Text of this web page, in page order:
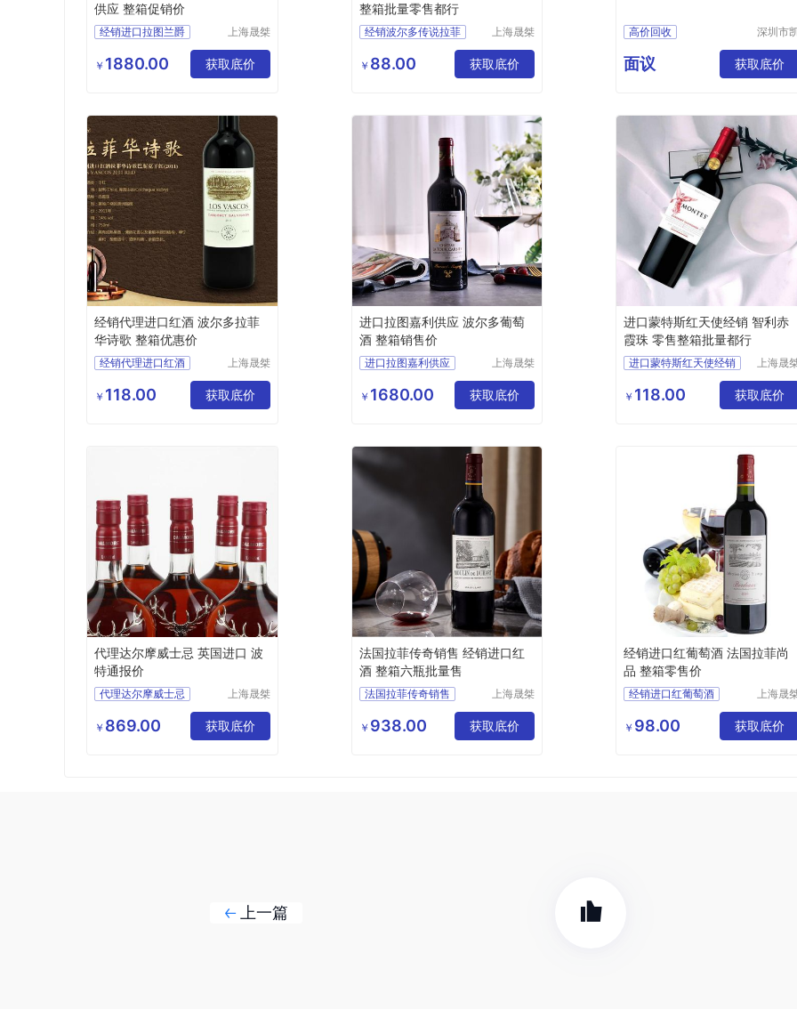
供应 整箱促销价
经销进口拉图兰爵
整箱促销价
上海晟桀
公司
￥ 1880.00 获取底价
整箱批量零售都行
经销波尔多传说拉菲
整箱批发零售都行
上海晟桀
公司
￥ 88.00 获取底价
高价回收
回收电动打包机
深圳市
器材有
公司
面议 获取底价
经销代理进口红酒 波尔多拉菲
华诗歌 整箱优惠价
经销代理进口红酒
整箱优惠价
上海晟桀
公司
￥ 118.00 获取底价
进口拉图嘉利供应 波尔多葡萄
酒 整箱销售价
进口拉图嘉利供应
整箱销售价
上海晟桀
公司
￥ 1680.00 获取底价
进口蒙特斯红天使经销 智利赤
霞珠 零售整箱批量都行
进口蒙特斯红天使经销
零售整箱批量都行
上海晟
公司
￥ 118.00 获取底价
代理达尔摩威士忌 英国进口 波
特通报价
代理达尔摩威士忌
波特通报价
供应
食品生鲜
上海晟桀
公司
￥ 869.00 获取底价
法国拉菲传奇销售 经销进口红
酒 整箱六瓶批量售
法国拉菲传奇销售
整箱六瓶批量售
上海晟桀
公司
￥ 938.00 获取底价
经销进口红葡萄酒 法国拉菲尚
品 整箱零售价
经销进口红葡萄酒
整箱零售价
上海晟
公司
￥ 98.00 获取底价
上一篇